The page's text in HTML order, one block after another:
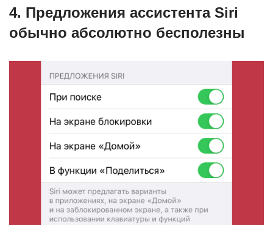
4. Предложения ассистента Siri
обычно абсолютно бесполезны